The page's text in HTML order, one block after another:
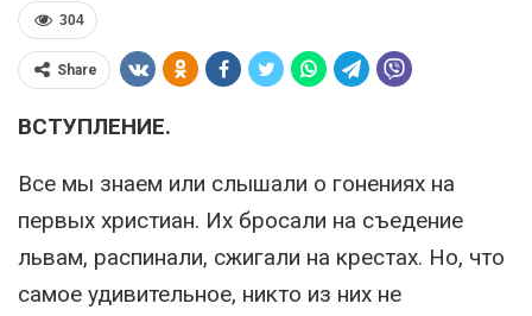
304
Share
ВСТУПЛЕНИЕ.
Все мы знаем или слышали о гонениях на
первых христиан. Их бросали на съедение
львам, распинали, сжигали на крестах. Но, что
самое удивительное, никто из них не